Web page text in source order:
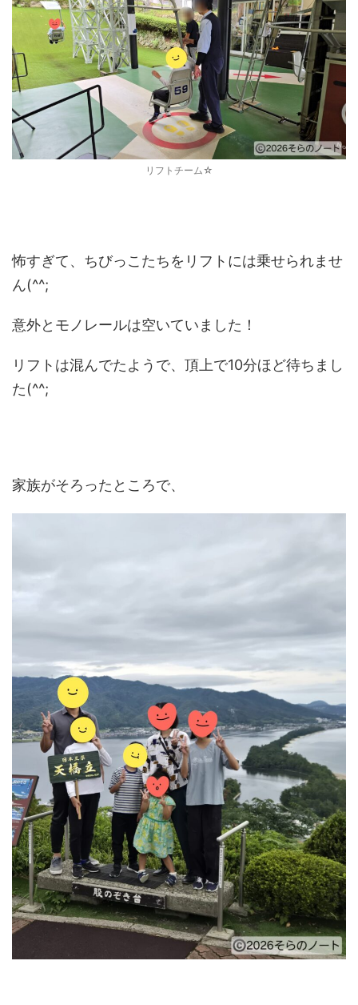
リフトチーム☆
怖すぎて、ちびっこたちをリフトには乗せられませ
ん(^^;
意外とモノレールは空いていました！
リフトは混んでたようで、頂上で10分ほど待ちまし
た(^^;
家族がそろったところで、